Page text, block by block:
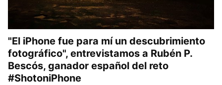
"El iPhone fue para mí un descubrimiento
fotográfico", entrevistamos a Rubén P.
Bescós, ganador español del reto
#ShotoniPhone